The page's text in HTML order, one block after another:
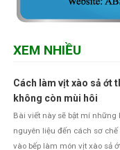
XEM NHIỀU
Cách làm vịt xào sả ớt
không còn mùi hôi
Bài viết này sẽ bật mí những
nguyên liệu đến cách sơ
vào bếp làm món vịt xào sả